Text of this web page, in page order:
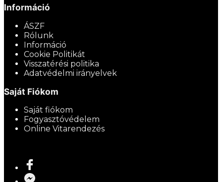
Információ
ÁSZF
Rólunk
Információ
Cookie Politikát
Visszatérési politika
Adatvédelmi irányelvek
Saját Fiókom
Saját fiókom
Fogyasztóvédelem
Online Vitarendezés